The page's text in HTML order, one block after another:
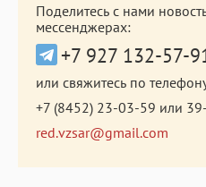
Поделитесь с нами
мессенджерах:
+7 927 132-57-
или свяжитесь по
+7 (8452) 23-03-59 или
red.vzsar@gmail.com